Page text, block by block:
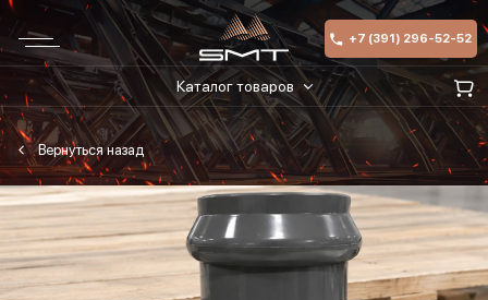
+7 (391) 296-52-52
Каталог товаров